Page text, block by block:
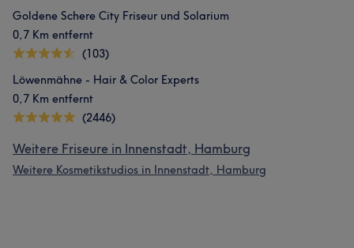
Goldene Schere City Friseur und Solarium
0,7 Km entfernt
(103)
Löwenmähne - Hair & Color Experts
0,7 Km entfernt
(2446)
Weitere Friseure in Innenstadt, Hamburg
Weitere Kosmetikstudios in Innenstadt, Hamburg